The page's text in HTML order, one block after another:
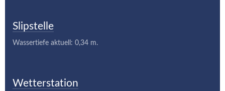
Slipstelle
Wassertiefe aktuell: 0,34 m.
Wetterstation